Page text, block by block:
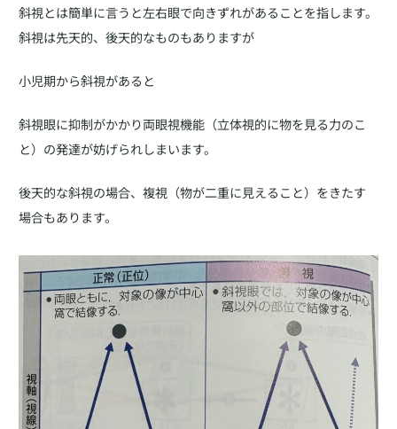
斜視とは簡単に言うと左右眼で向きずれがあることを指します。
斜視は先天的、後天的なものもありますが
小児期から斜視があると
斜視眼に抑制がかかり両眼視機能（立体視的に物を見る力のこ
と）の発達が妨げられしまいます。
後天的な斜視の場合、複視（物が二重に見えること）をきたす
場合もあります。